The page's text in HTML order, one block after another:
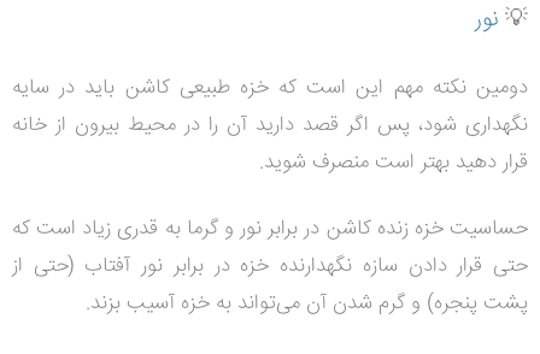
💡 نور
دومین نکته مهم این است که خزه طبیعی کاشن باید در سایه
نگهداری شود، پس اگر قصد دارید آن را در محیط بیرون از خانه
قرار دهید بهتر است منصرف شوید.
حساسیت خزه زنده کاشن در برابر نور و گرما به قدری زیاد است که
حتی قرار دادن سازه نگهدارنده خزه در برابر نور آفتاب (حتی از
پشت پنجره) و گرم شدن آن می‌تواند به خزه آسیب بزند.